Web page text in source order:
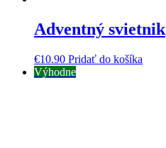
Adventný svietnik
€10.90 Pridať do košíka
Výhodne